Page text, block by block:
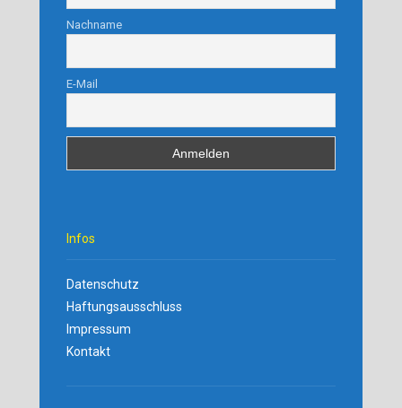
Nachname
E-Mail
Infos
Datenschutz
Haftungsausschluss
Impressum
Kontakt